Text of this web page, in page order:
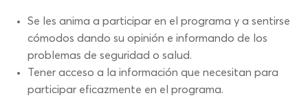
Se les anima a participar en el programa y a sentirse
cómodos dando su opinión e informando de los
problemas de seguridad o salud.
Tener acceso a la información que necesitan para
participar eficazmente en el programa.